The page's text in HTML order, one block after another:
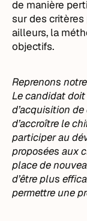
de manière
sur des critères
ailleurs, la
objectifs.
Reprenons
Le candidat
d’acquisition
d’accroître le
participer au
proposées aux
place de
d’être plus
permettre une